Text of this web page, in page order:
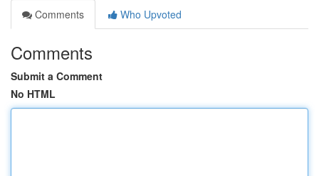
Comments
Who Upvoted
Comments
Submit a Comment
No HTML